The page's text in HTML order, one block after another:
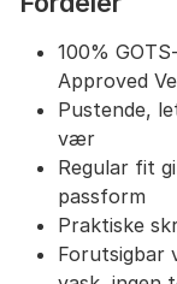
100%
Approved
Pustende,
vær
Regular fit
passform
Praktiske
Forutsigbar